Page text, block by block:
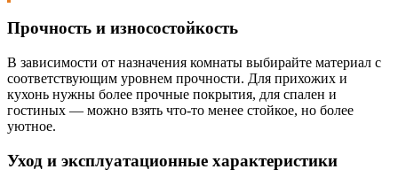
Прочность и износостойкость
В зависимости от назначения комнаты выбирайте материал с
соответствующим уровнем прочности. Для прихожих и
кухонь нужны более прочные покрытия, для спален и
гостиных — можно взять что-то менее стойкое, но более
уютное.
Уход и эксплуатационные характеристики